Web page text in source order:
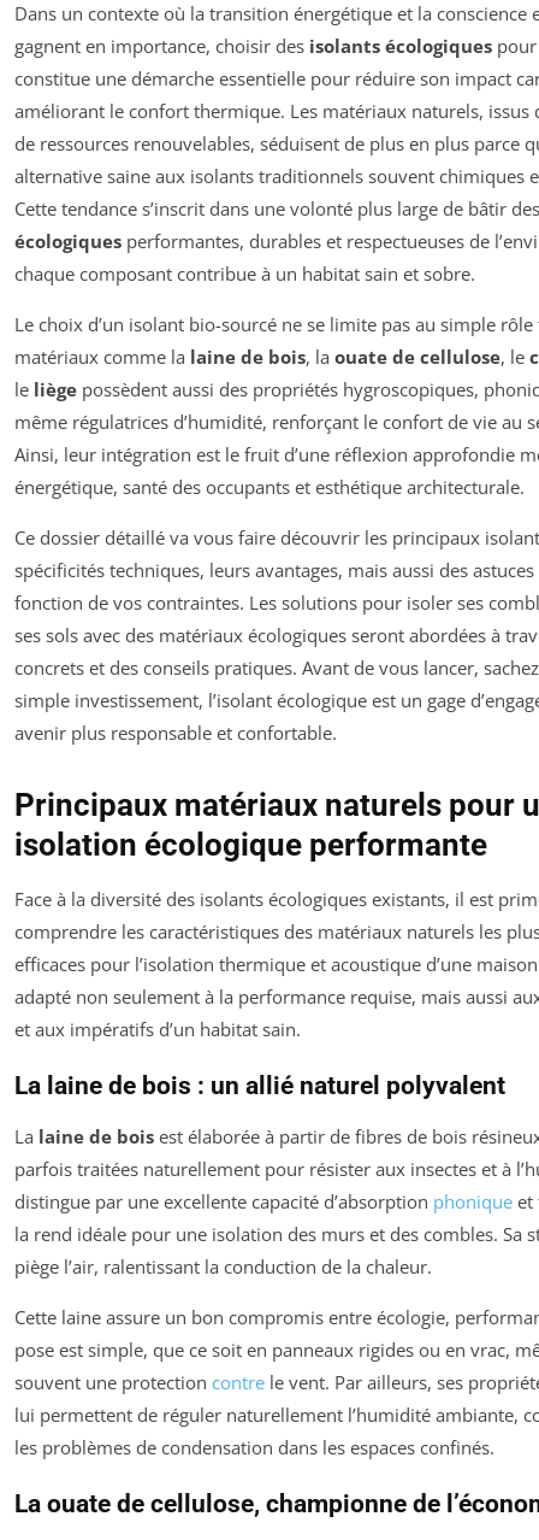
Dans un contexte où la transition énergétique et la conscience
gagnent en importance, choisir des isolants écologiques
constitue une démarche essentielle pour réduire son impact
améliorant le confort thermique. Les matériaux naturels, issus
de ressources renouvelables, séduisent de plus en plus parce
alternative saine aux isolants traditionnels souvent chimiques
Cette tendance s’inscrit dans une volonté plus large de bâtir
écologiques performantes, durables et respectueuses de
chaque composant contribue à un habitat sain et sobre.
Le choix d’un isolant bio-sourcé ne se limite pas au simple
matériaux comme la laine de bois, la ouate de cellulose, le
le liège possèdent aussi des propriétés hygroscopiques,
même régulatrices d’humidité, renforçant le confort de vie au
Ainsi, leur intégration est le fruit d’une réflexion approfondie
énergétique, santé des occupants et esthétique architecturale.
Ce dossier détaillé va vous faire découvrir les principaux
spécificités techniques, leurs avantages, mais aussi des
fonction de vos contraintes. Les solutions pour isoler ses
ses sols avec des matériaux écologiques seront abordées à
concrets et des conseils pratiques. Avant de vous lancer,
simple investissement, l’isolant écologique est un gage
avenir plus responsable et confortable.
Principaux matériaux naturels pour
isolation écologique performante
Face à la diversité des isolants écologiques existants, il est
comprendre les caractéristiques des matériaux naturels les
efficaces pour l’isolation thermique et acoustique d’une
adapté non seulement à la performance requise, mais aussi
et aux impératifs d’un habitat sain.
La laine de bois : un allié naturel polyvalent
La laine de bois est élaborée à partir de fibres de bois
parfois traitées naturellement pour résister aux insectes et à
distingue par une excellente capacité d’absorption phonique et
la rend idéale pour une isolation des murs et des combles. Sa
piège l’air, ralentissant la conduction de la chaleur.
Cette laine assure un bon compromis entre écologie,
pose est simple, que ce soit en panneaux rigides ou en vrac,
souvent une protection contre le vent. Par ailleurs, ses
lui permettent de réguler naturellement l’humidité ambiante,
les problèmes de condensation dans les espaces confinés.
La ouate de cellulose, championne de